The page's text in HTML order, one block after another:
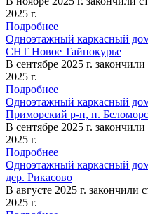
2025 г.
Подробнее
Одноэтажный каркасный
СНТ Новое Тайнокурье
В сентябре 2025 г.
2025 г.
Подробнее
Одноэтажный каркасный
Приморский р-н, п.
В сентябре 2025 г.
2025 г.
Подробнее
Одноэтажный каркасный
дер. Рикасово
В августе 2025 г. закончили
2025 г.